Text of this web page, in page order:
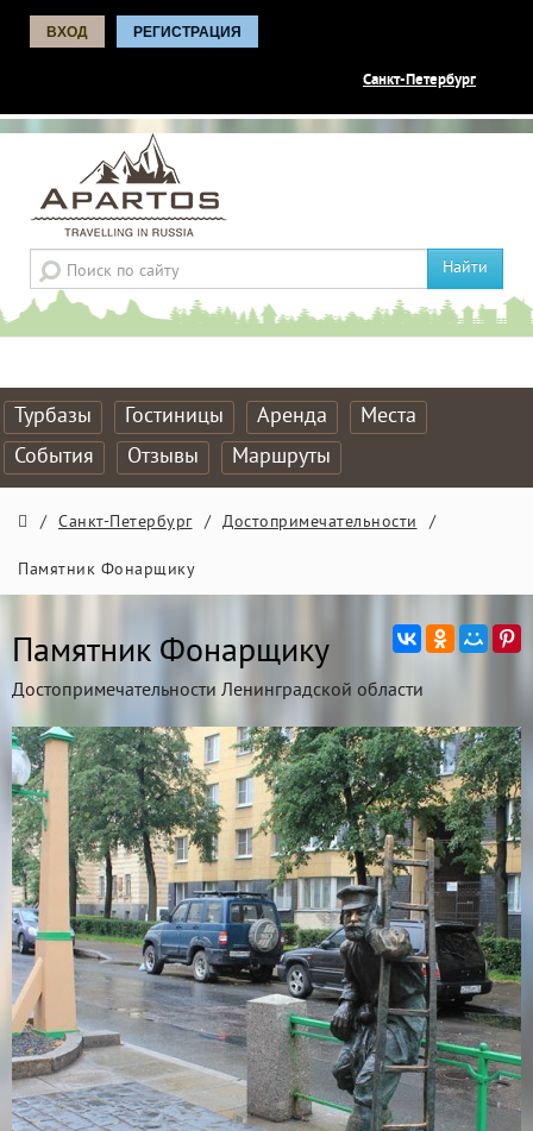
ВХОД РЕГИСТРАЦИЯ
Санкт-Петербург
Найти
Турбазы Гостиницы Аренда
Места
События
Отзывы Маршруты
/ Санкт-Петербург / Достопримечательности /
Памятник Фонарщику
Памятник Фонарщику
Достопримечательности Ленинградской области